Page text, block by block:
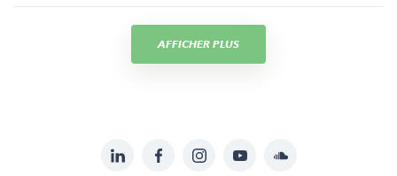
AFFICHER PLUS
LinkedInFacebookInstagramYouTubeSoundcloud